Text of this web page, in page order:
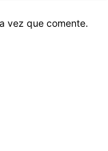
vez que comente.